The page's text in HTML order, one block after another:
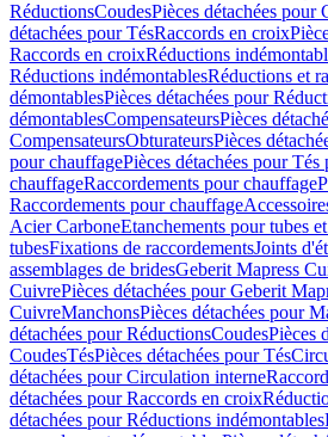
RéductionsCoudesPièces détachées pour
détachées pour TésRaccords en croix
Raccords en croixRéductions
Réductions indémontablesRéductions et
démontablesPièces détachées pour
démontablesCompensateursPièces
CompensateursObturateursPièces
pour chauffagePièces détachées pour Tés
chauffageRaccordements pour chauffage
Raccordements pour chauffage
Acier CarboneEtanchements pour tubes
tubesFixations de raccordementsJoints
assemblages de bridesGeberit Mapress
CuivrePièces détachées pour Geberit
CuivreManchonsPièces détachées pour
détachées pour RéductionsCoudesPièces
CoudesTésPièces détachées pour Tés
détachées pour Circulation interne
détachées pour Raccords en croix
détachées pour Réductions indémontables